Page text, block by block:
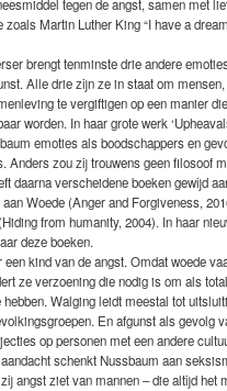
tegen de angst, samen met
Martin Luther King “I have a
brengt tenminste drie andere
Alle drie zijn ze in staat om
te vergiftigen op een manier
worden. In haar grote werk
emoties als boodschappers en
Anders zou zij trouwens geen filosoof
daarna verscheidene boeken gewijd
Woede (Anger and Forgiveness,
from humanity, 2004). In haar
deze boeken.
kind van de angst. Omdat woede
ze verzoening die nodig is om als
Walging leidt meestal tot
En afgunst als gevolg
op personen met een andere
schenkt Nussbaum aan
angst ziet van mannen – die altijd het